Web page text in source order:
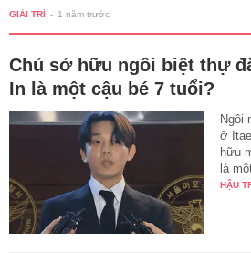
GIẢI TRÍ - 1 năm trước
Chủ sở hữu ngôi biệt thự
In là một cậu bé 7 tuổi?
Ngôi
ở
hữu
là
HẬU